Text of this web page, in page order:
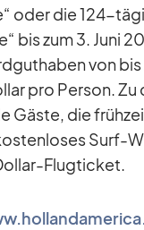
oder die 124-
bis zum 3. Juni
von
pro Per­son.
Gäste, die
Surf-
Flug­ti­cket.